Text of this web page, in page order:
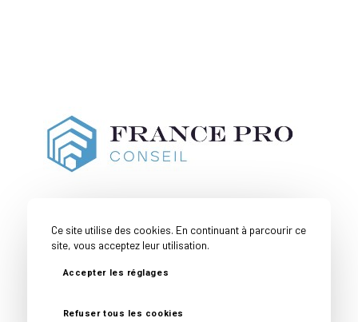
Ce site utilise des cookies. En continuant à parcourir ce
site, vous acceptez leur utilisation.
Accepter les réglages
Refuser tous les cookies